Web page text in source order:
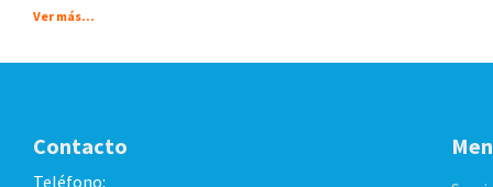
Ver más...
Contacto
Teléfono: